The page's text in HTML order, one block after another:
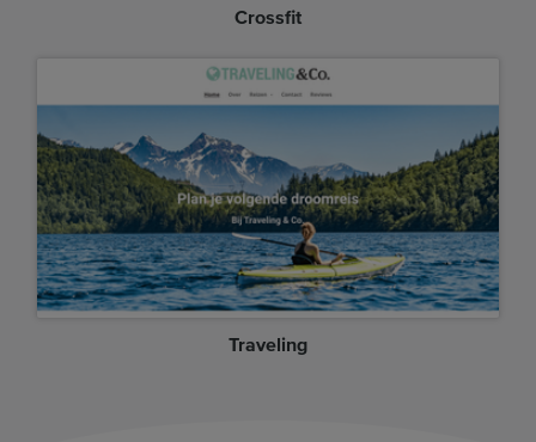
Crossfit
Traveling